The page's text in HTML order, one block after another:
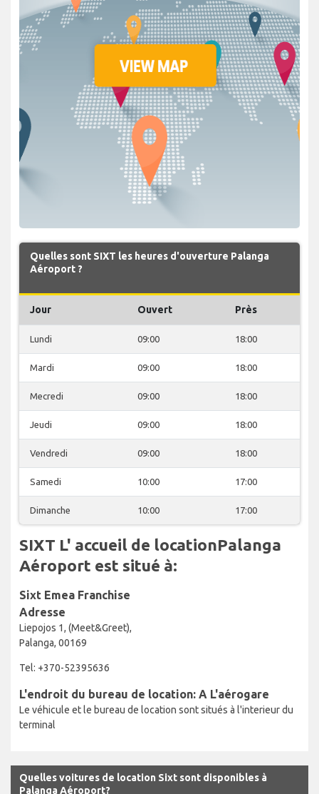
Quelles sont SIXT les heures d'ouverture Palanga
Aéroport ?
Jour Ouvert Près
Lundi 09:00 18:00
Mardi 09:00 18:00
Mecredi 09:00 18:00
Jeudi 09:00 18:00
Vendredi 09:00 18:00
Samedi 10:00 17:00
Dimanche 10:00 17:00
SIXT L' accueil de locationPalanga
Aéroport est situé à:
Sixt Emea Franchise
Adresse
Liepojos 1, (Meet&Greet),
Palanga, 00169
Tel: +370-52395636
L'endroit du bureau de location: A L'aérogare
Le véhicule et le bureau de location sont situés à l'interieur du
terminal
Quelles voitures de location Sixt sont disponibles à
Palanga Aéroport?